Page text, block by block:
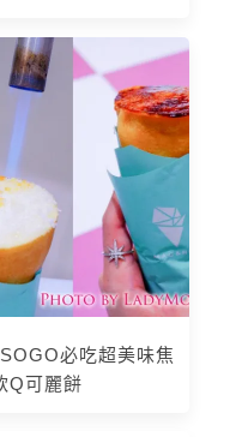
必吃超美味焦
Q可麗餅